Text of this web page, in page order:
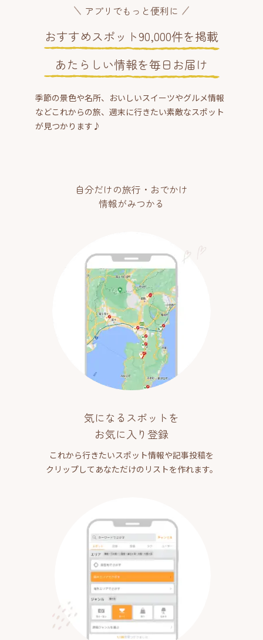
アプリでもっと便利に
おすすめスポット90,000件を掲載
あたらしい情報を毎日お届け
季節の景色や名所、おいしいスイーツやグルメ情報
などこれからの旅、週末に行きたい素敵なスポット
が見つかります♪
自分だけの旅行・おでかけ
情報がみつかる
気になるスポットを
お気に入り登録
これから行きたいスポット情報や記事投稿を
クリップしてあなただけのリストを作れます。